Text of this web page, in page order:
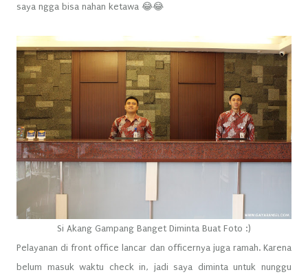
saya ngga bisa nahan ketawa 😂😂
Si Akang Gampang Banget Diminta Buat Foto :)
Pelayanan di front office lancar dan officernya juga ramah. Karena
belum masuk waktu check in, jadi saya diminta untuk nunggu